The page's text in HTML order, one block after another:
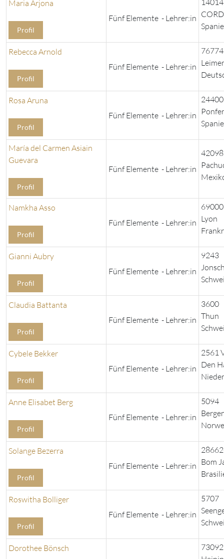
Maria Arjona
Profil
Fünf Elemente - Lehrer:in
14014
Rebecca Arnold
Profil
Fünf Elemente - Lehrer:in
76774
Rosa Aruna
Profil
Fünf Elemente - Lehrer:in
María del Carmen Asiain
Guevara
Profil
Fünf Elemente - Lehrer:in
42098
Namkha Asso
Profil
Fünf Elemente - Lehrer:in
69000
Lyon
Gianni Aubry
Profil
Fünf Elemente - Lehrer:in
9243
Claudia Battanta
Profil
Fünf Elemente - Lehrer:in
3600
Thun
Cybele Bekker
Profil
Fünf Elemente - Lehrer:in
2561
Den
Anne Elisabet Berg
Profil
Fünf Elemente - Lehrer:in
5094
Solange Bezerra
Profil
Fünf Elemente - Lehrer:in Bom
Roswitha Bolliger
Profil
Fünf Elemente - Lehrer:in
5707
Dorothee Bönsch
73092